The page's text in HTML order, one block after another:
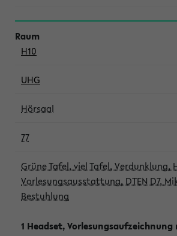
H10
UHG
Hörsaal
77
Grüne Tafel, viel Tafel, Verdunklung,
Vorlesungsausstattung, DTEN D7,
Bestuhlung
1 Headset,